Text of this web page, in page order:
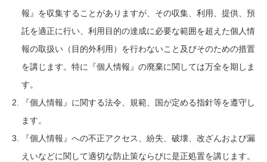
報』を収集することがありますが、その収集、利用、提供、預
託を適正に行い、利用目的の達成に必要な範囲を超えた個人情
報の取扱い（目的外利用）を行わないこと及びそのための措置
を講じます。特に『個人情報』の廃棄に関しては万全を期しま
す。
『個人情報』に関する法令、規範、国が定める指針等を遵守し
ます。
『個人情報』への不正アクセス、紛失、破壊、改ざんおよび漏
えいなどに関して適切な防止策ならびに是正処置を講じます。